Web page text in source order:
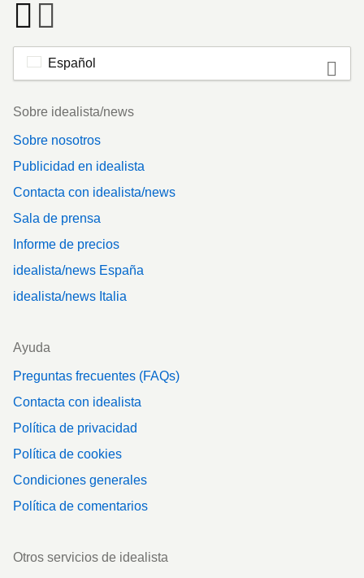
Español
Footer
Sobre idealista/news
Sobre nosotros
Publicidad en idealista
Contacta con idealista/news
Sala de prensa
Informe de precios
idealista/news España
idealista/news Italia
Ayuda
Preguntas frecuentes (FAQs)
Contacta con idealista
Política de privacidad
Política de cookies
Condiciones generales
Política de comentarios
Otros servicios de idealista